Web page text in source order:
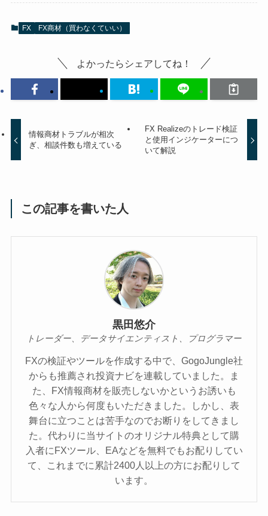
FX FX商材（買わなくていい）
よかったらシェアしてね！
情報商材トラブルが相次
ぎ、相談件数も増えている
FX Realizeのトレード検証
と使用インジケーターにつ
いて解説
この記事を書いた人
黒田悠介
トレーダー、データサイエンティスト、プログラマー
FXの検証やツールを作成する中で、GogoJungle社
からも推薦され投資ナビを連載していました。ま
た、FX情報商材を販売しないかというお誘いも
色々な人から何度もいただきました。しかし、表
舞台に立つことは苦手なのでお断りをしてきまし
た。代わりに当サイトのオリジナル特典として購
入者にFXツール、EAなどを無料でもお配りしてい
て、これまでに累計2400人以上の方にお配りして
います。